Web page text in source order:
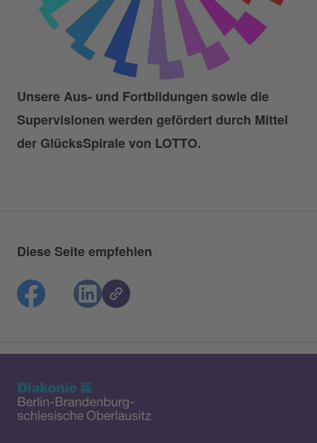
Unsere Aus- und Fortbildungen sowie die
Supervisionen werden gefördert durch Mittel
der GlücksSpirale von LOTTO.
Diese Seite empfehlen